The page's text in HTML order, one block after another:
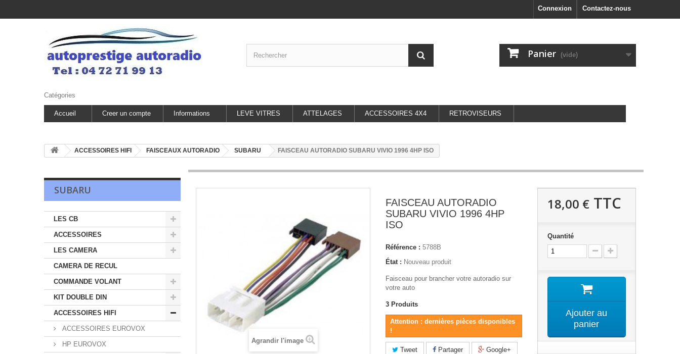
Contactez-nous
Connexion
Panier (vide)
Catégories
Accueil Creer un compte Informations LEVE VITRES ATTELAGES ACCESSOIRES 4X4 RETROVISEURS
ACCESSOIRES HIFI FAISCEAUX AUTORADIO SUBARU FAISCEAU AUTORADIO SUBARU VIVIO 1996 4HP ISO
SUBARU
LES CB
ACCESSOIRES
LES CAMERA
CAMERA DE RECUL
COMMANDE VOLANT
KIT DOUBLE DIN
ACCESSOIRES HIFI
ACCESSOIRES EUROVOX
HP EUROVOX Agrandir l'image
FAISCEAU AUTORADIO
SUBARU VIVIO 1996 4HP
ISO
Référence : 5788B
État : Nouveau produit
Faisceau pour brancher votre autoradio sur
votre auto
3 Produits
Attention : dernières pièces disponibles
!
Tweet Partager Google+
18,00 €TTC
Quantité
Ajouter au
panier